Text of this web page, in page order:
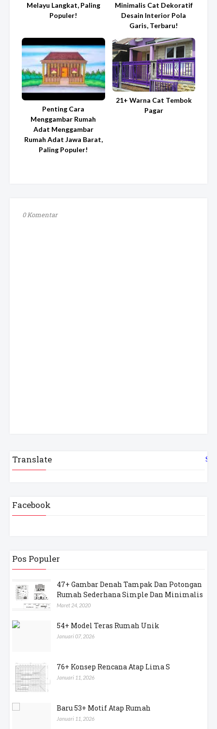
Melayu Langkat, Paling
Populer!
Minimalis Cat Dekoratif
Desain Interior Pola
Garis, Terbaru!
Penting Cara
Menggambar Rumah
Adat Menggambar
Rumah Adat Jawa Barat,
Paling Populer!
21+ Warna Cat Tembok
Pagar
0 Komentar
Translate
Facebook
Pos Populer
47+ Gambar Denah Tampak Dan Potongan
Rumah Sederhana Simple Dan Minimalis
Maret 24, 2020
54+ Model Teras Rumah Unik
Januari 07, 2026
76+ Konsep Rencana Atap Lima S
Januari 11, 2026
Baru 53+ Motif Atap Rumah
Januari 11, 2026